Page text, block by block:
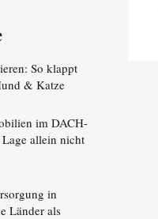
So klappt
& Katze
im DACH-
allein nicht
in
Länder als